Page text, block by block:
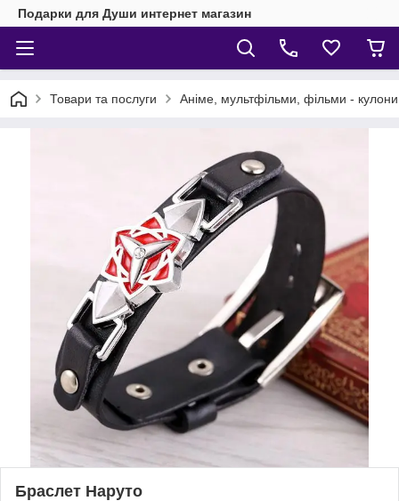
Подарки для Души интернет магазин
Товари та послуги Аніме, мультфільми, фільми -
Браслет Наруто